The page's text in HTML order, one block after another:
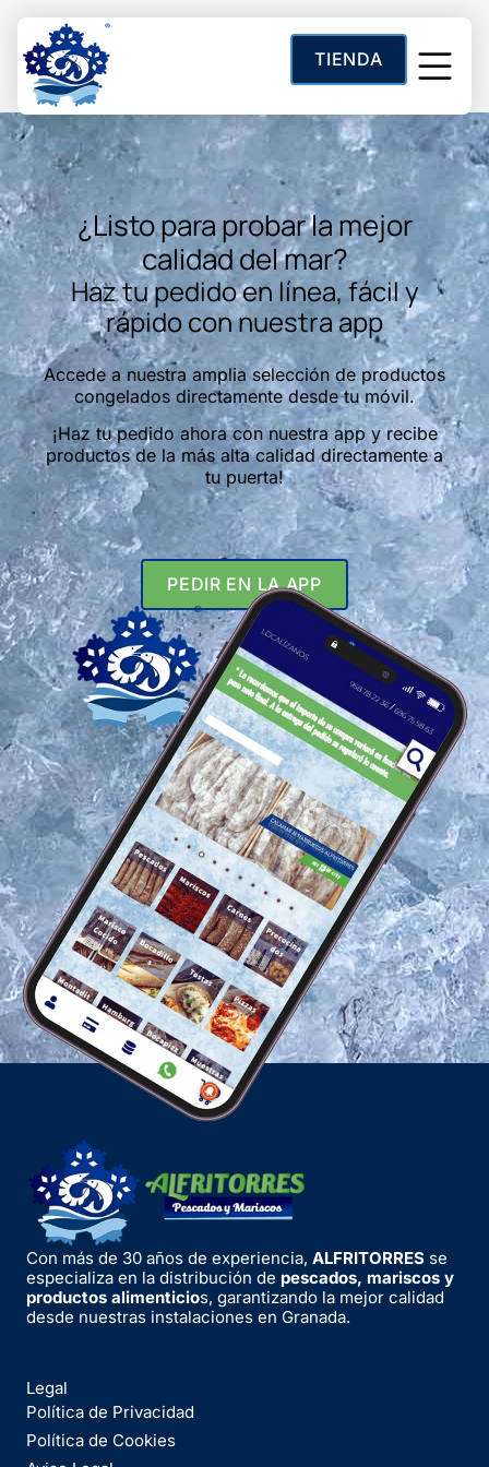
TIENDA
Categoría:
¿Listo para probar la mejor
calidad del mar?
Haz tu pedido en línea, fácil y
rápido con nuestra app
Accede a nuestra amplia selección de productos
congelados directamente desde tu móvil.
¡Haz tu pedido ahora con nuestra app y recibe
productos de la más alta calidad directamente a
tu puerta!
PEDIR EN LA APP
Con más de 30 años de experiencia, ALFRITORRES se
especializa en la distribución de pescados, mariscos y
productos alimenticios, garantizando la mejor calidad
desde nuestras instalaciones en Granada.
Legal
Política de Privacidad
Política de Cookies